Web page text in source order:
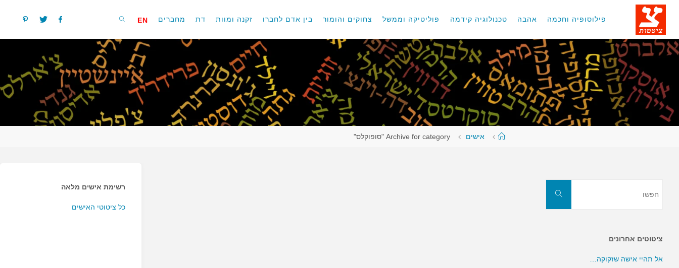
דלגו
פילוסופיה וחכמה אהבה טכנולוגיה קידמה פוליטיקה וממשל צחוקים והומור בין אדם לחברו זקנה ומוות דת מחברים EN
עמודאישים Archive for category "סופוקלס"
רשימת אישים מלאה
כל ציטוטי האישים
חפשו
ציטוטים אחרונים
אל תהיי אישה שזקוקה…